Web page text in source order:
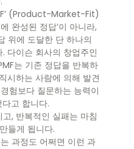
(Product-Market-Fit)
완성된 정답’이 아니라,
위에 도달한 단 하나의
다이슨 회사의 창업주인
는 기존 정답을 반복하
시하는 사람에 의해 발견
험보다 질문하는 능력이
고 합니다.
, 반복적인 실패는 마침
들게 됩니다.
과정도 어쩌면 이런 과